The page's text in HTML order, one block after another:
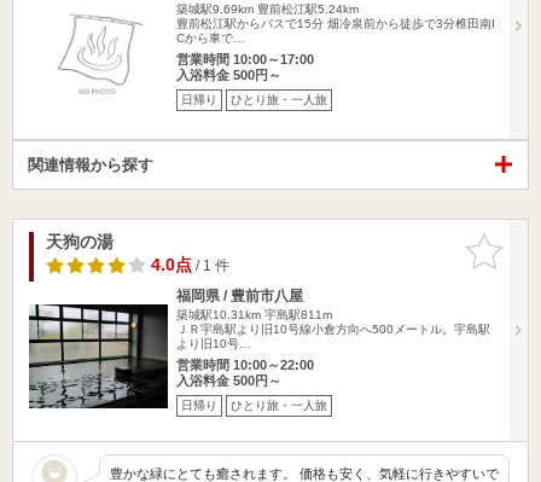
築城駅9.69km 豊前松江駅5.24km
豊前松江駅からバスで15分 畑冷泉前から徒歩で3分椎田南I
Cから車で…
営業時間 10:00～17:00
入浴料金 500円～
日帰り ひとり旅・一人旅
関連情報から探す
お気に入
りに追加
天狗の湯
4.0点/ 1 件
福岡県 / 豊前市八屋
築城駅10.31km 宇島駅811m
ＪＲ宇島駅より旧10号線小倉方向へ500メートル。宇島駅
より旧10号…
営業時間 10:00～22:00
入浴料金 500円～
日帰り ひとり旅・一人旅
豊かな緑にとても癒されます。 価格も安く、気軽に行きやすいで